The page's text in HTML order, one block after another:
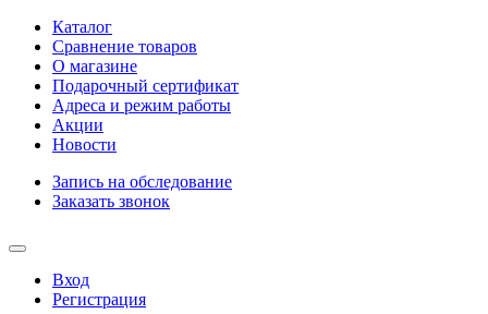
Каталог
Сравнение товаров
О магазине
Подарочный сертификат
Адреса и режим работы
Акции
Новости
Запись на обследование
Заказать звонок
Вход
Регистрация